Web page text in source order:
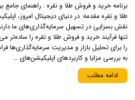
برنامه خرید و فروش طلا و نقره : راهنمای جامع
طلا و نقره مقدمه: در دنیای دیجیتال امروز،
نقش بسزایی در تسهیل سرمایه‌گذاری‌های ما
تنها فرآیند خرید و فروش طلا و نقره را ساده‌تر
را برای تحلیل بازار و مدیریت سرمایه‌گذاری‌ها
به بررسی مزایا و کاربردهای اپلیکیشن‌های …
ادامه مطلب